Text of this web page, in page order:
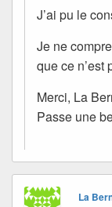
J’ai pu le
Je ne
que ce n’est
Merci, La
Passe une
La